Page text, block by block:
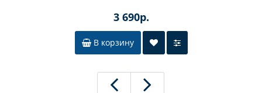
3 690р.
В корзину